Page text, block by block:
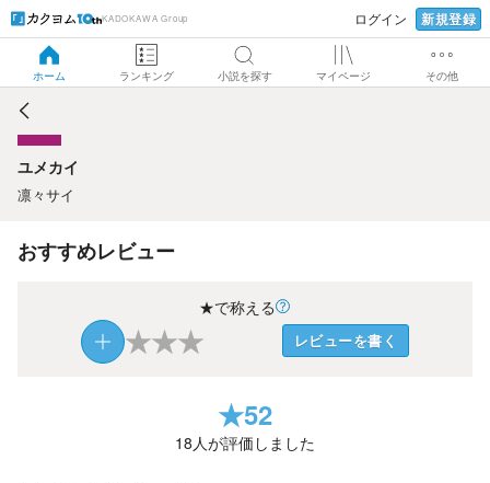
KADOKAWA Group ログイン 新規登録
ホーム ランキング 小説を探す マイページ その他
ユメカイ
ユメカイ
凛々サイ
おすすめレビュー
★で称える
★★★ レビューを書く
★52
18人が評価しました